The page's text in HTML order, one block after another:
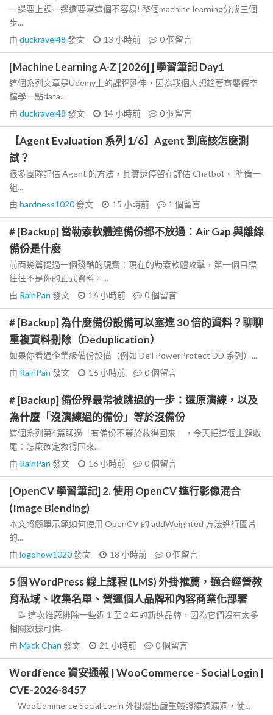
一邊要上課一邊還要寫這個不容易! 整個machine learning分成三個
步...
由 duckravel48 發文 13 小時前 0個留言
[Machine Learning A-Z [2026] ] 學習筆記 Day1
這個系列文章是Udemy上的課程延伸，因為我個人想趁著育嬰假空
檔學一點data...
由 duckravel48 發文 14 小時前 0個留言
【Agent Evaluation 系列 1/6】Agent 到底該怎麼測
試？
很多團隊評估 Agent 的方法，其實還停留在評估 Chatbot。 準備一
組...
由 hardness1020發文 15 小時前 1 個留言
# [Backup] 當勒索軟體連備份都不放過：Air Gap 與離線
備份是什麼
前面幾篇提過一個殘酷的現實：現在的勒索軟體攻擊，第一個目標
往往不是你的正式資料，...
由 RainPan 發文 16 小時前 0個留言
# [Backup] 為什麼備份設備可以塞進 30 倍的資料？聊聊
重複資料刪除（Deduplication）
如果你看過企業級備份設備（例如 Dell PowerProtect DD 系列）...
由 RainPan 發文 16 小時前 0個留言
# [Backup] 備份界最常被跳過的一步：還原演練，以及
為什麼「沒演練過的備份」等於沒備份
這個系列第4篇聊過「有備份不等於救得回來」，今天把這個主題收
尾：怎麼確定救得回來...
由 RainPan 發文 16 小時前 0個留言
[OpenCV 學習筆記] 2. 使用 OpenCV 進行影像混合
(Image Blending)
本文將簡單示範如何使用 OpenCV 的 addWeighted 方法進行圖片
的...
由 logohow1020發文 18 小時前 0個留言
5 個 WordPress 線上課程 (LMS) 外掛推薦，適合經營教
育私域、收集名單、營運個人品牌和內容商業化部署
📝 這次推薦排除一些近 1 至 2 年的新進品牌，因為它們沒有太多
相關數據可供...
由 Mack Chan 發文 21 小時前 0個留言
Wordfence 資安通報 | WooCommerce - Social Login |
CVE-2026-8457
WooCommerce Social Login 外掛爆出嚴重驗證繞過漏洞，使...